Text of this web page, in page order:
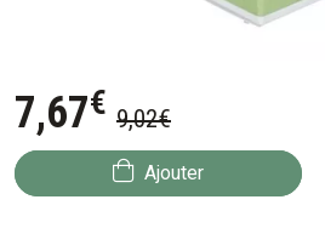
7,67€ 9,02€
Ajouter